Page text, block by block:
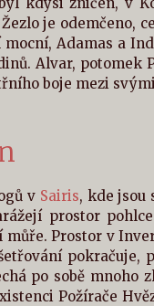
je odemčeno,
Adamas a
Alvar, potomek
boje mezi
v Sairis, kde jsou
prostor
Prostor v
pokračuje,
po sobě mnoho
Požírače